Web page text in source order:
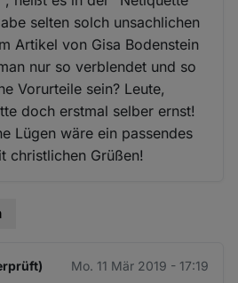
selten solch unsachlichen
Artikel von Gisa Bodenstein
nur so verblendet und so
Vorurteile sein? Leute,
doch erstmal selber ernst!
Lügen wäre ein passendes
christlichen Grüßen!
Mo. 11 Mär 2019 - 17:19